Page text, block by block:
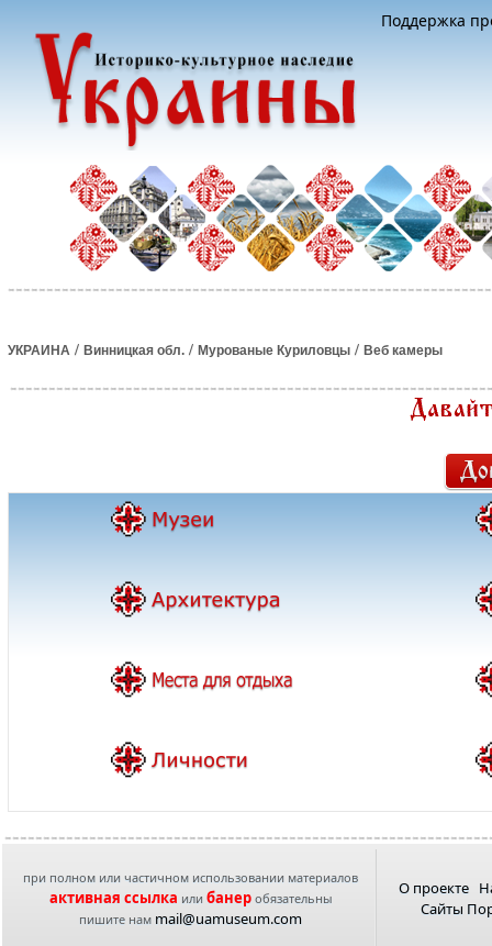
Поддержка
УКРАИНА / Винницкая обл. / Мурованые Куриловцы / Веб камеры
при полном или частичном использовании материалов
активная ссылка или банеробязательны
пишите нам mail@uamuseum.com
О проекте
Сайты